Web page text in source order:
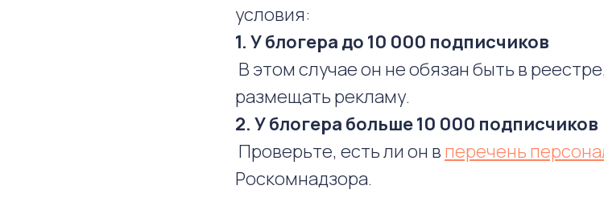
условия:
1. У блогера до 10 000 подписчиков
В этом случае он не обязан быть в
размещать рекламу.
2. У блогера больше 10 000 подписчиков
Проверьте, есть ли он в перечень
Роскомнадзора.